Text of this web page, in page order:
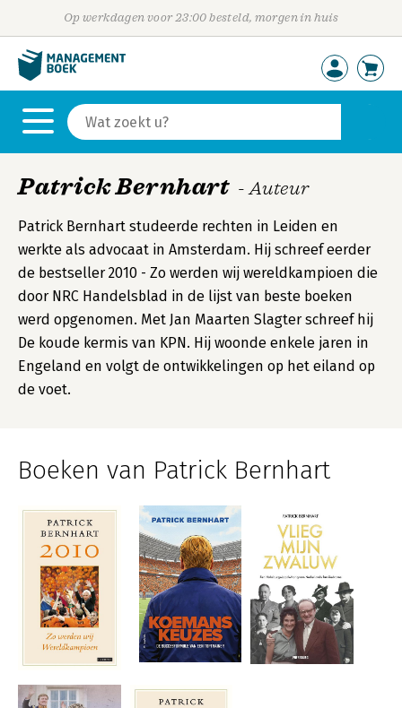
Op werkdagen voor 23:00 besteld, morgen in huis
Patrick Bernhart - Auteur
Patrick Bernhart studeerde rechten in Leiden en
werkte als advocaat in Amsterdam. Hij schreef eerder
de bestseller 2010 - Zo werden wij wereldkampioen die
door NRC Handelsblad in de lijst van beste boeken
werd opgenomen. Met Jan Maarten Slagter schreef hij
De koude kermis van KPN. Hij woonde enkele jaren in
Engeland en volgt de ontwikkelingen op het eiland op
de voet.
Boeken van Patrick Bernhart